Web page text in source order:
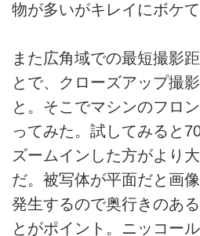
物が多いがキレイにボケ
また広角域での最短撮影
とで、クローズアップ撮
と。そこでマシンのフロ
ってみた。試してみると
ズームインした方がより
だ。被写体が平面だと画
発生するので奥行きのあ
とがポイント。ニッコー